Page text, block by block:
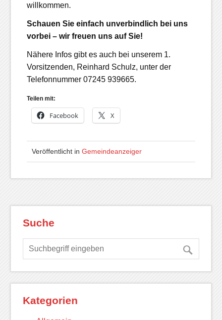
willkommen.
Schauen Sie einfach unverbindlich bei uns
vorbei – wir freuen uns auf Sie!
Nähere Infos gibt es auch bei unserem 1.
Vorsitzenden, Reinhard Schulz, unter der
Telefonnummer 07245 939665.
Teilen mit:
Facebook X
Veröffentlicht in Gemeindeanzeiger
Suche
Kategorien